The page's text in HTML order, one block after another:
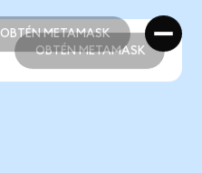
OBTÉN METAMASK
OBTÉN METAMASK
OBTÉN METAMASK